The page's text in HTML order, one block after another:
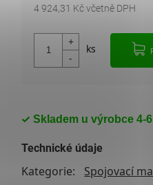
Skladem u výrobce 4-
4 924,31 Kč včetně DPH
Technické údaje
Kategorie:
Spojovací